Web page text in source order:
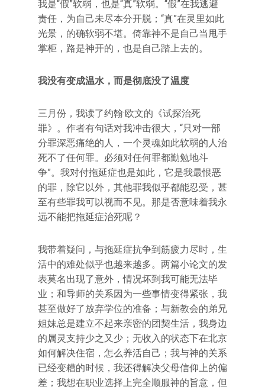
我是“假”软弱，也是“真”软弱。“假”在我逃避
责任，为自己未尽本分开脱；“真”在灵里如此
光景，的确软弱不堪。倚靠神不是自己当甩手
掌柜，路是神开的，也是自己踏上去的。
我没有变成温水，而是彻底没了温度
三月份，我读了约翰·欧文的《试探治死
罪》。作者有句话对我冲击很大，“只对一部
分罪深恶痛绝的人，一个灵魂如此软弱的人治
死不了任何罪。必须对任何罪都勤勉地斗
争”。我对付拖延症也是如此，它是我最恨恶
的罪，除它以外，其他罪我似乎都能忍受，甚
至有些罪我可以视而不见。那是否意味着我永
远不能把拖延症治死呢？
我带着疑问，与拖延症抗争到筋疲力尽时，生
活中的难处似乎也越来越多。两篇小论文的发
表莫名出现了意外，情况坏到我可能无法毕
业；和导师的关系因为一些事情变得紧张，我
甚至做好了放弃学位的准备；与新教会的弟兄
姐妹总是建立不起来亲密的团契生活，我身边
的属灵支持少之又少；无收入的状态下在北京
如何解决住宿，怎么养活自己；我与神的关系
已经变糟的时候，我还得解决父母信仰上的偏
差；我想在职业选择上完全顺服神的旨意，但